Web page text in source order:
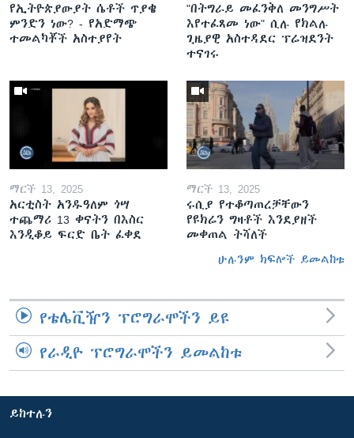
የኢትዮጵያውያት ሴቶች ጥያቄ
ምንድን ነው? - የአድማጭ
ተመልካቾች አስተያየት
"በትግራይ መፈንቅለ መንግሥት
እየተፈጸመ ነው" ሲሉ የክልሉ
ጊዜያዊ አስተዳደር ፕሬዝደንት
ተናገሩ
ማርች 13, 2025
አርቲስት አንዱዓለም ጎሣ
ተጨማሪ 13 ቀናትን በእስር
እንዲቆይ ፍርድ ቤት ፈቀደ
ማርች 13, 2025
ሩሲያ የተቆጣጠረቻቸውን
የዩክሬን ግዛቶች እንደያዘች
መቀጠል ትሻለች
ሁሉንም ክፍሎች ይመልከቱ
የቴሌቪዥን ፕሮግራሞችን ይዩ
የራዲዮ ፕሮግራሞችን ይመልከቱ
ይከተሉን